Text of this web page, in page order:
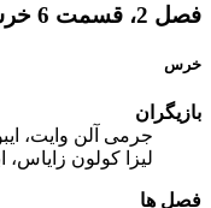
فصل 2، قسمت 6 خرس
خرس
بازیگران
جرمی آلن وایت،
لیزا کولون زایاس،
فصل ها